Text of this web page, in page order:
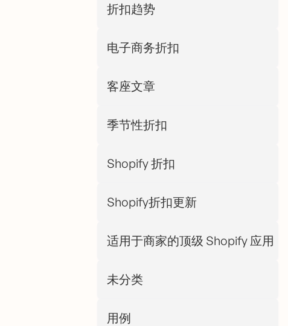
折扣趋势
电子商务折扣
客座文章
季节性折扣
Shopify 折扣
Shopify折扣更新
适用于商家的顶级 Shopify 应用
未分类
用例